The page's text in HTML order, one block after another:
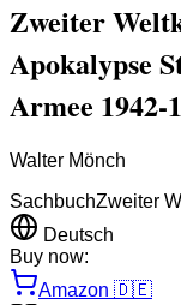
Zweiter
Apokalypse
Armee 1942-
Walter Mönch
SachbuchZweiter
Deutsch
Buy now:
Amazon 🇩🇪